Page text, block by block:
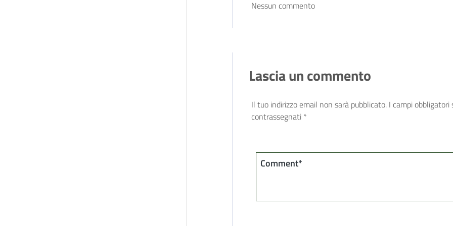
Nessun commento
Lascia un commento
Il tuo indirizzo email non sarà pubblicato. I campi obbligatori
contrassegnati *
Comment*